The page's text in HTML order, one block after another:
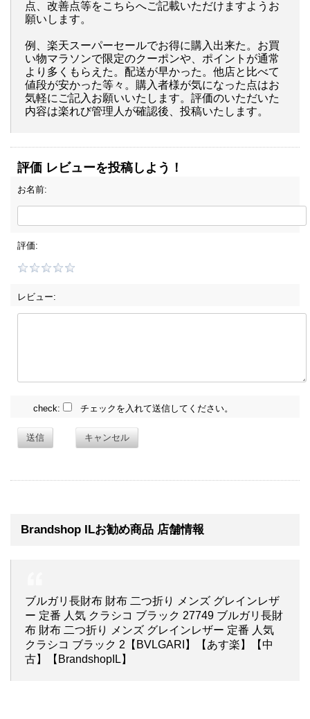
点、改善点等をこちらへご記載いただけますようお
願いします。
例、楽天スーパーセールでお得に購入出来た。お買
い物マラソンで限定のクーポンや、ポイントが通常
より多くもらえた。配送が早かった。他店と比べて
値段が安かった等々。購入者様が気になった点はお
気軽にご記入お願いいたします。評価のいただいた
内容は楽れび管理人が確認後、投稿いたします。
評価 レビューを投稿しよう！
お名前:
評価:
レビュー:
check: チェックを入れて送信してください。
送信 キャンセル
Brandshop ILお勧め商品 店舗情報
ブルガリ長財布 財布 二つ折り メンズ グレインレザ
ー 定番 人気 クラシコ ブラック 27749 ブルガリ長財
布 財布 二つ折り メンズ グレインレザー 定番 人気
クラシコ ブラック 2【BVLGARI】【あす楽】【中
古】【BrandshopIL】